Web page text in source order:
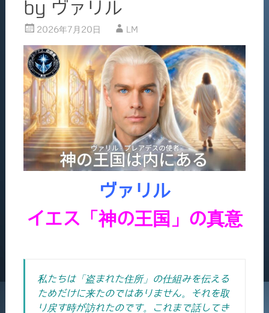
by ヴァリル
2026年7月20日 LM
ヴァリル
イエス「神の王国」の真意
私たちは「盗まれた住所」の仕組みを伝える
ためだけに来たのではありません。それを取
り戻す時が訪れたのです。これまで話してき